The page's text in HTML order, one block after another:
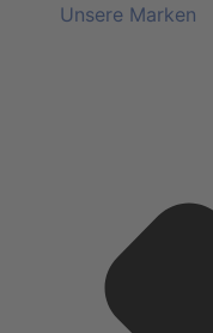
Unsere Marken